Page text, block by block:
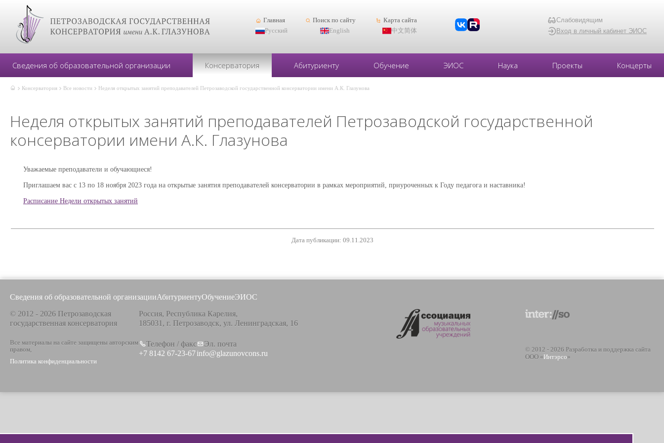
Главная Поиск по сайту
Карта сайта
Русский
English 中文简体
Слабовидящим
Вход в личный кабинет ЭИОС
Сведения об образовательной организации Консерватория Абитуриенту Обучение ЭИОС Наука Проекты Концерты
Консерватория Все новости Неделя открытых занятий преподавателей Петрозаводской государственной консерватории имени А.К. Глазунова
Неделя открытых занятий преподавателей Петрозаводской государственной
консерватории имени А.К. Глазунова
Уважаемые преподаватели и обучающиеся!
Приглашаем вас с 13 по 18 ноября 2023 года на открытые занятия преподавателей консерватории в рамках мероприятий, приуроченных к Году педагога и наставника!
Расписание Недели открытых занятий
Дата публикации: 09.11.2023
Сведения об образовательной организацииАбитуриентуОбучениеЭИОС
© 2012 - 2026 Петрозаводская
государственная консерватория
Все материалы на сайте защищены авторским
правом,
Политика конфиденциальности
Россия, Республика Карелия,
185031, г. Петрозаводск, ул. Ленинградская, 16
Телефон / факс
+7 8142 67-23-67
Эл. почта
info@glazunovcons.ru
© 2012 - 2026 Разработка и поддержка сайта
ООО « Интэрсо»